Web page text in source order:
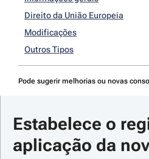
Direito da União Europeia
Modificações
Outros Tipos
Pode sugerir melhorias ou novas
Estabelece o
aplicação da